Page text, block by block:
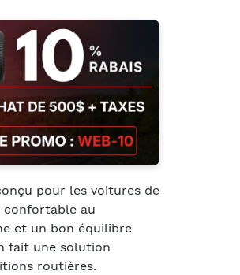
pour les voitures de
au
et un bon équilibre
fait une solution
routières.